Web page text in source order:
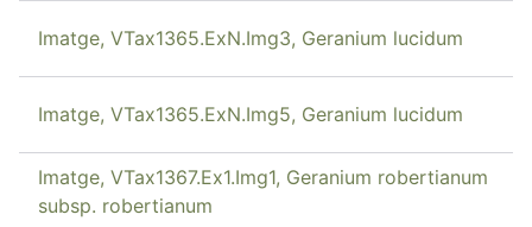
Imatge, VTax1365.ExN.Img3, Geranium lucidum
Imatge, VTax1365.ExN.Img5, Geranium lucidum
Imatge, VTax1367.Ex1.Img1, Geranium robertianum
subsp. robertianum